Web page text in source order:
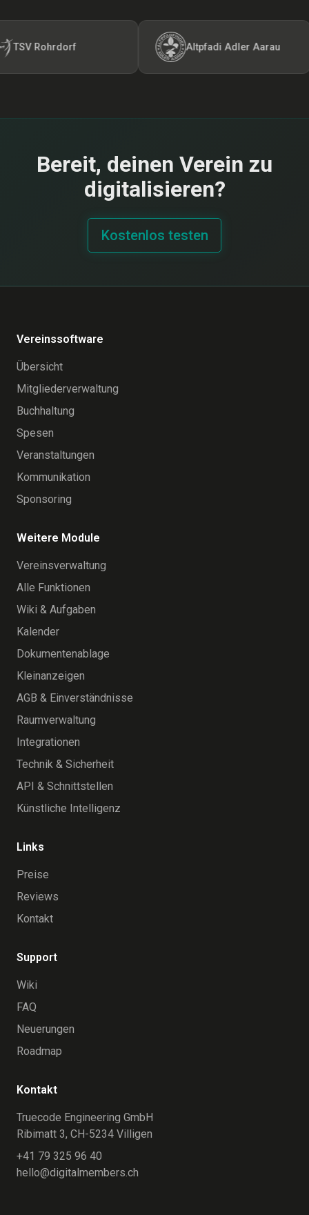
Rohrdorf Altpfadi Adler Aarau
Bereit, deinen Verein zu
digitalisieren?
Kostenlos testen
Vereinssoftware
Übersicht
Mitgliederverwaltung
Buchhaltung
Spesen
Veranstaltungen
Kommunikation
Sponsoring
Weitere Module
Vereinsverwaltung
Alle Funktionen
Wiki & Aufgaben
Kalender
Dokumentenablage
Kleinanzeigen
AGB & Einverständnisse
Raumverwaltung
Integrationen
Technik & Sicherheit
API & Schnittstellen
Künstliche Intelligenz
Links
Preise
Reviews
Kontakt
Support
Wiki
FAQ
Neuerungen
Roadmap
Kontakt
Truecode Engineering GmbH
Ribimatt 3, CH-5234 Villigen
+41 79 325 96 40
hello@digitalmembers.ch